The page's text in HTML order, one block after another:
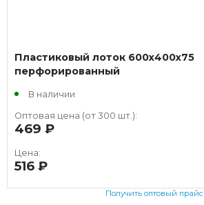
Пластиковый лоток 600х400х75
перфорированный
В наличии
Оптовая цена (от 300 шт.):
469
Цена:
516
Получить оптовый прайс